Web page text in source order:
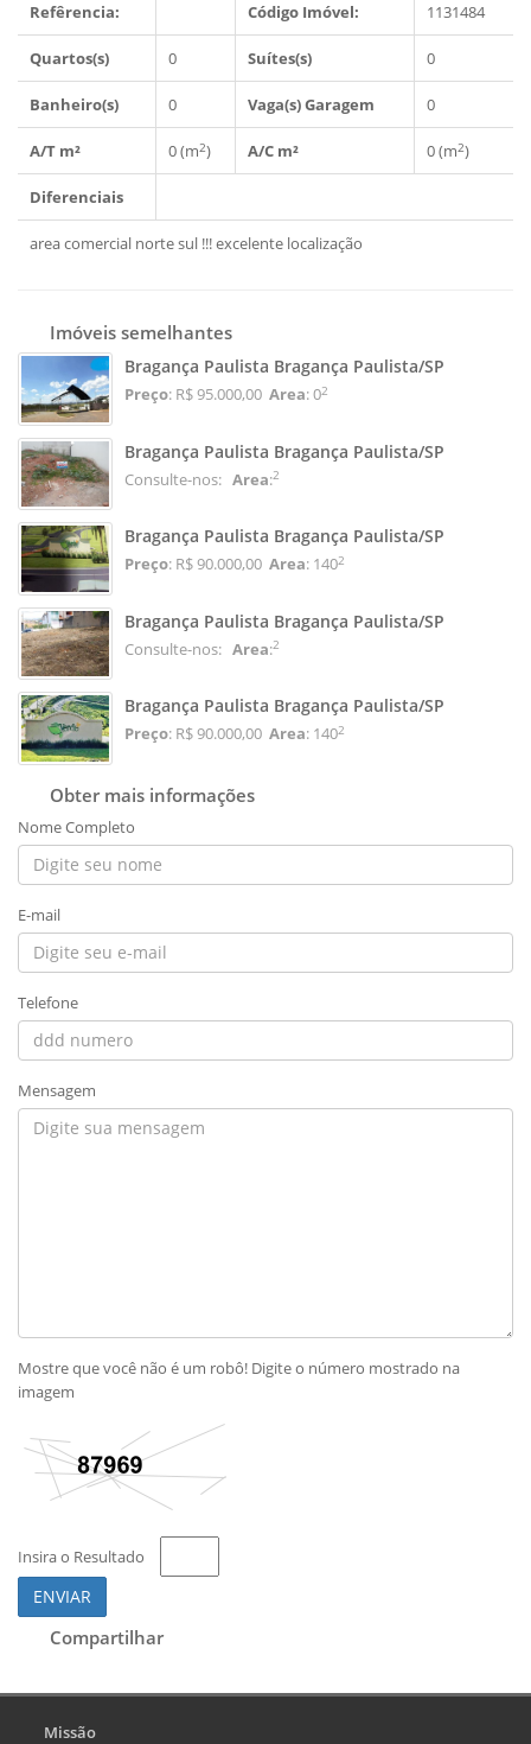
Refêrencia: Código Imóvel: 1131484
Quartos(s) 0 Suítes(s) 0
Banheiro(s) 0 Vaga(s) Garagem 0
A/T m² 0 (m2) A/C m² 0 (m2)
Diferenciais
area comercial norte sul !!! excelente localização
Imóveis semelhantes
Bragança Paulista Bragança Paulista/SP
Preço: R$ 95.000,00 Area: 02
Bragança Paulista Bragança Paulista/SP
Consulte-nos: Area:2
Bragança Paulista Bragança Paulista/SP
Preço: R$ 90.000,00 Area: 1402
Bragança Paulista Bragança Paulista/SP
Consulte-nos: Area:2
Bragança Paulista Bragança Paulista/SP
Preço: R$ 90.000,00 Area: 1402
Obter mais informações
Nome Completo
E-mail
Telefone
Mensagem
Mostre que você não é um robô! Digite o número mostrado na
imagem
Insira o Resultado
ENVIAR
Compartilhar
Missão